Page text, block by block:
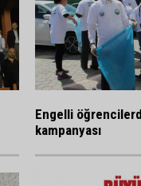
Engelli
kampanyası